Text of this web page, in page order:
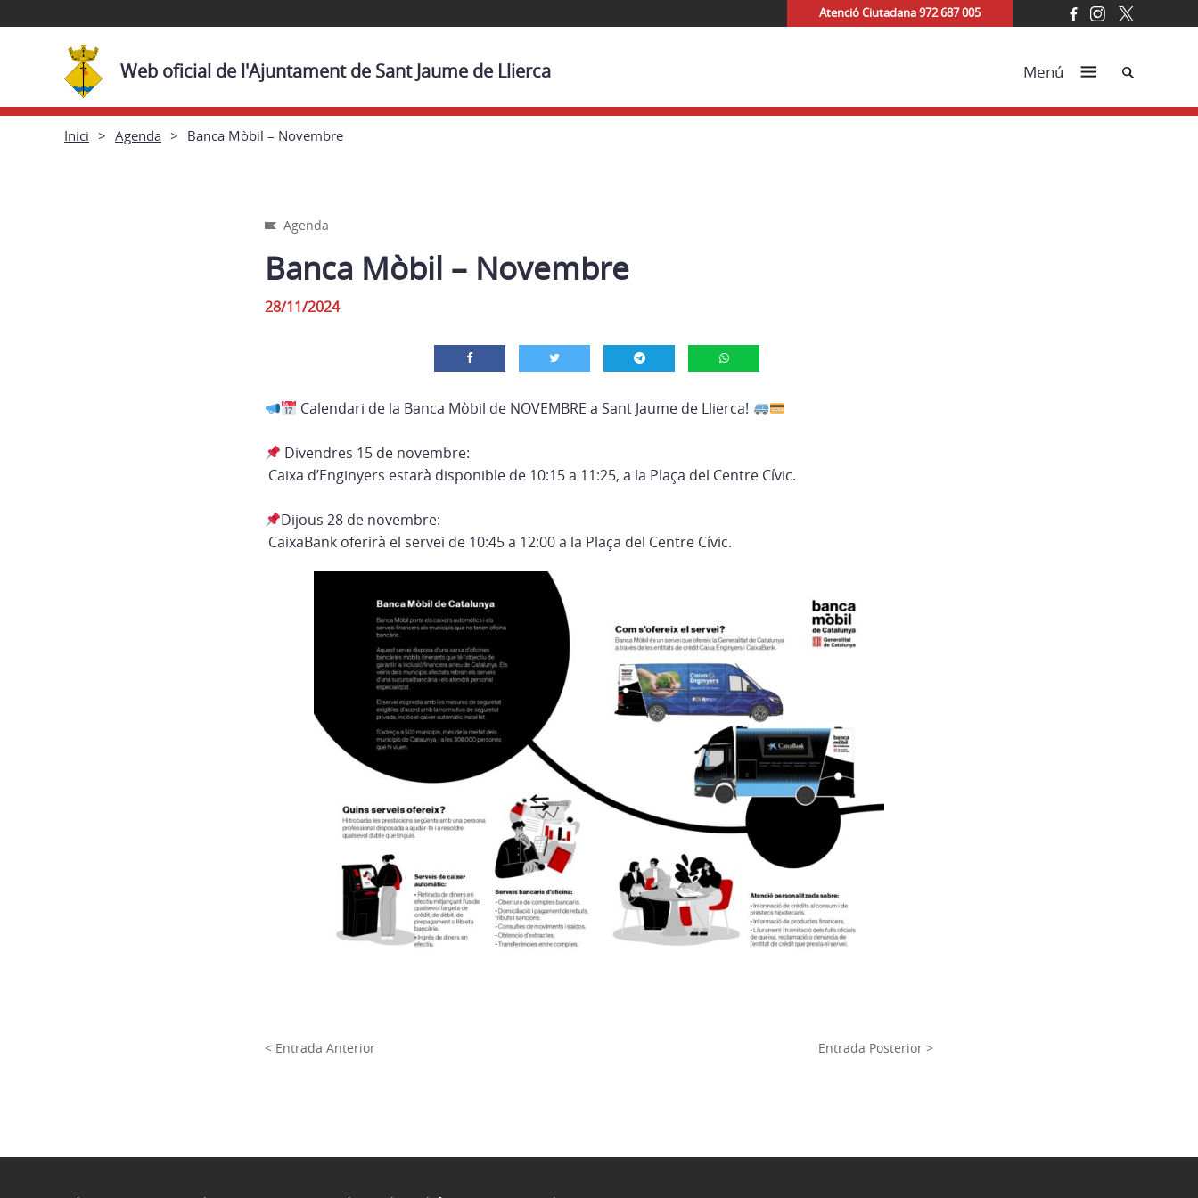
Atenció Ciutadana 972 687 005
Web oficial de l'Ajuntament de Sant Jaume de Llierca Menú Cerca
Inici Agenda Banca Mòbil – Novembre
Agenda
Banca Mòbil – Novembre
28/11/2024
Calendari de la Banca Mòbil de NOVEMBRE a Sant Jaume de Llierca!
Divendres 15 de novembre:
Caixa d’Enginyers estarà disponible de 10:15 a 11:25, a la Plaça del Centre Cívic.
Dijous 28 de novembre:
CaixaBank oferirà el servei de 10:45 a 12:00 a la Plaça del Centre Cívic.
< Entrada Anterior Entrada Posterior >